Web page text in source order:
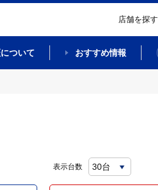
店舗を探す
ついて おすすめ情報
表示台数